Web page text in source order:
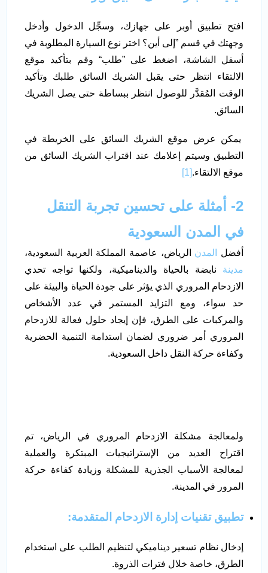
افتح تطبيق أوبر على جهازك، وسجِّل الدخول وأدخل
وجهتك في قسم ”إلى أين؟ اختر نوع السيارة المطلوبة في
أسفل الشاشة، اضغط على ”طلب“ وقم بتأكيد موقع
الالتقاء انتظر حتى يقبل الشريك السائق طلبك وتأكيد
الوقت المُقدَّر للوصول انتظر ببساطة حتى يصل الشريك
السائق.
يمكن عرض موقع الشريك السائق على الخريطة في
التطبيق وسيتم إعلامك عند اقتراب الشريك السائق من
موقع الالتقاء.[1]
2- أمثلة على تحسين تجربة التنقل
في المدن السعودية
أفضل المدن الرياض، عاصمة المملكة العربية السعودية،
مدينة نابضة بالحياة والديناميكية، ولكنها تواجه تحدي
الازدحام المروري الذي يؤثر على جودة الحياة والبيئة على
حد سواء، ومع التزايد المستمر في عدد الأشخاص
والمركبات على الطرق، فإن إيجاد حلول فعالة للازدحام
المروري أمر ضروري لضمان استدامة التنمية الحضرية
وكفاءة حركة النقل داخل السعودية.
ولمعالجة مشكلة الازدحام المروري في الرياض، تم
اقتراح العديد من الإستراتيجيات المبتكرة والعملية
لمعالجة الأسباب الجذرية للمشكلة وزيادة كفاءة حركة
المرور في المدينة.
تطبيق تقنيات إدارة الازدحام المتقدمة:
إدخال نظام تسعير ديناميكي لتنظيم الطلب على استخدام
الطرق، خاصة خلال فترات الذروة.